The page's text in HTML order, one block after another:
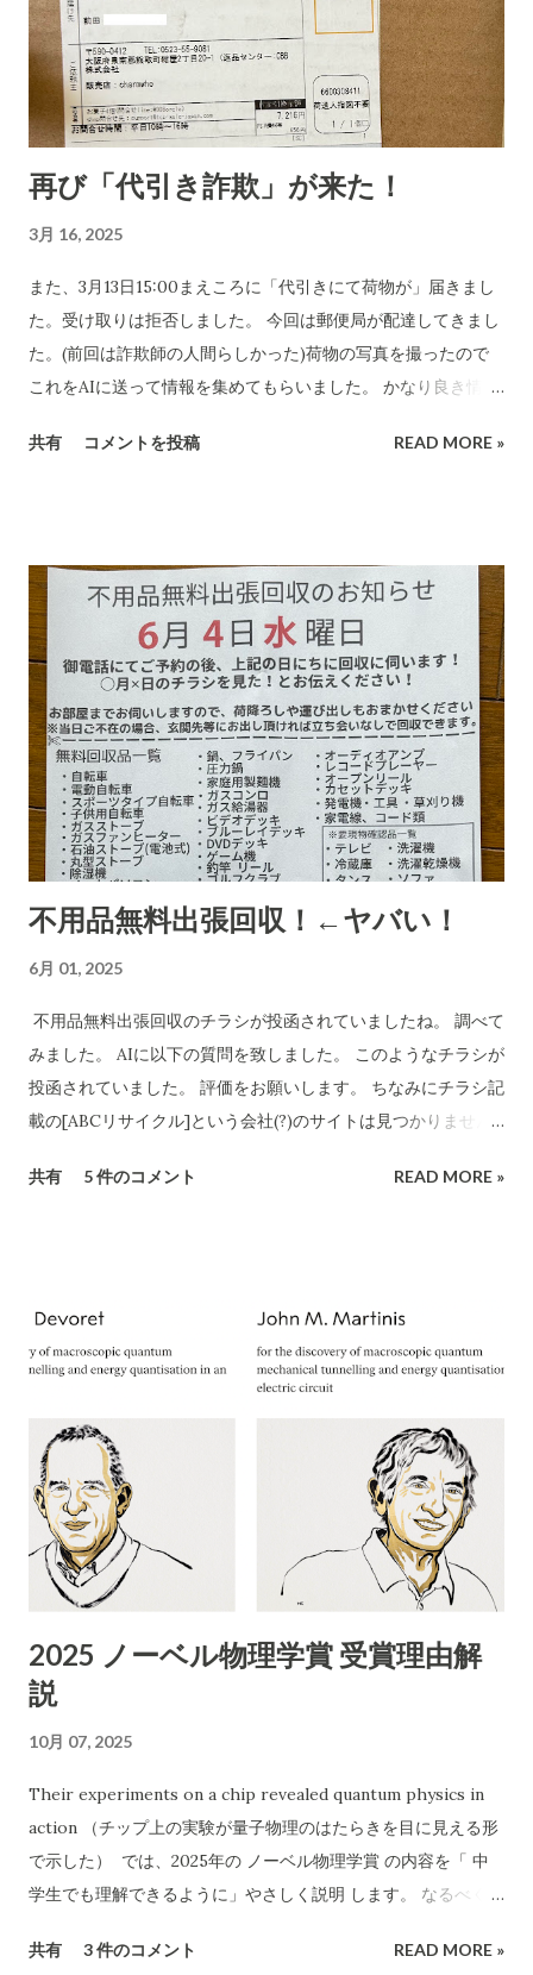
再び「代引き詐欺」が来た！
3月 16, 2025
また、3月13日15:00まえころに「代引きにて荷物が」届きまし
た。受け取りは拒否しました。 今回は郵便局が配達してきまし
た。(前回は詐欺師の人間らしかった)荷物の写真を撮ったので
これをAIに送って情報を集めてもらいました。 かなり良き情報
さまざま考え抜いてやっています。 高齢の女性や意思表示がで
受ける郵便局とヤマトなど宅配会社にとっては上得意のお客さ
まであるのかもしれない???...(受取拒絶で返品になる確率はかな
り高いのでその返送時の運賃も売上となります。) 以下は、AI
の分析です。長文です。 詐欺にかかる心理についてもAIに分
析・解説をしてもらいました。 CBB 株式会社、および
「charmmsho」という販売店に関する詐欺やトラブル報告の
有無を確認します。また、送り主情報の詳細な住所や連絡先が
正式な企業情報と一致するかどうかも調べます。 Research
completed in 8m· 16 件の情報源 CBB株式会社および販売店
「charmmsho」に関する調査報告 会社所在地・連絡先の検証
CBB株式会社は法人登記上、「大阪府泉南郡熊取町紺屋2丁目
屋2-20-1」と記載されています​ CBB-SHYOJI.COM 。販売店
「charmmsho」のサイト上で表示されていた会社所在地がこ
の住所と一致している場合、一見すると所在地に関しては正式
な企業情報と合致していると言えます。 しかし、連絡先情報に
してメールアドレスのみを掲載しており、電話番号は公開され
く名古屋（052）エリアの番号です。実際に「052-355...
共有 コメントを投稿 READ MORE »
不用品無料出張回収！←ヤバい！
6月 01, 2025
不用品無料出張回収のチラシが投函されていましたね。 調べて
みました。 AIに以下の質問を致しました。 このようなチラシが
投函されていました。 評価をお願いします。 ちなみにチラシ記
載の[ABCリサイクル]という会社(?)のサイトは見つかりません
https://www.city.tokorozawa.saitama.jp/kurashi/gomi/shi
には所沢市の「一般廃棄物処理業」の許可が必要です。 「産業
廃棄物処理業」や 「古物商」の許可では回収できません。
ChatGPT まえださん、画像ありがとうございます。このよう
な「不用品無料出張回収」のチラシについて、詳細に評価・ア
ドバイスいたします。 1. 内容の分析 業者名 ：ABCリサイクル
所在地 ：埼玉県所沢市松郷141 許可番号 ：自動車商許可証 第
431090053454号（古物商許可証） 連絡先 ：携帯番号のみ
（090-4713-2580） 受付時間 ：8:00〜18:00 チラシの訴求点
「無料回収」「当日でもOK」「幅広い品目」「遺品整理、引越
作業可能などと記載 2. 危険性・リスク評価 1）「無料」表記の
ワナ 実際に依頼すると「無料では回収できない」「特定品目は
料回収」と言いながら、現場で高額請求する 悪質な業者も存在
します。 2）連絡先が「携帯電話番号のみ」 一般的な法人や信
頼できる事業者であれば「固定電話」や「会社ホームページ」
なども記載されます。 携帯番号のみの場合、 連絡が取れなくな
ったり、責任の所在が曖昧 になりやすいです。 3）記載されて
物収集運搬業など）は記載されていません。 家電や不用品の正
共有 5 件のコメント READ MORE »
2025 ノーベル物理学賞 受賞理由解
説
10月 07, 2025
Their experiments on a chip revealed quantum physics in
action （チップ上の実験が量子物理のはたらきを目に見える形
で示した） では、2025年の ノーベル物理学賞 の内容を「 中
学生でも理解できるように」やさしく説明 します。 なるべく専
しします。 🏅 今年のノーベル物理学賞とは？ 2025年のノーベ
共有 3 件のコメント READ MORE »